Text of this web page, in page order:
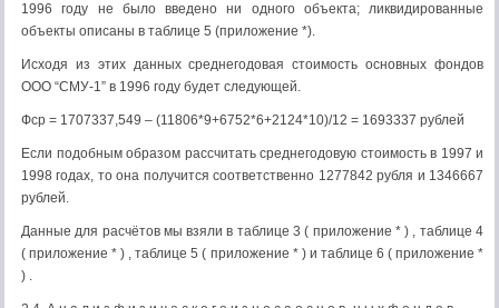
1996 году не было введено ни одного объекта; ликвидированные
объекты описаны в таблице 5 (приложение *).
Исходя из этих данных среднегодовая стоимость основных фондов
ООО “СМУ-1” в 1996 году будет следующей.
Фср = 1707337,549 – (11806*9+6752*6+2124*10)/12 = 1693337 рублей
Если подобным образом рассчитать среднегодовую стоимость в 1997 и
1998 годах, то она получится соответственно 1277842 рубля и 1346667
рублей.
Данные для расчётов мы взяли в таблице 3 ( приложение * ) , таблице 4
( приложение * ) , таблице 5 ( приложение * ) и таблице 6 ( приложение *
) .